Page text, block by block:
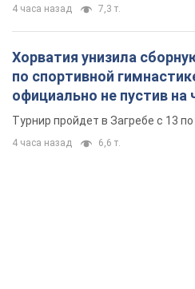
4 часа назад 7,3 т.
Хорватия унизила
по спортивной
официально не пустив на
Европы основных
Турнир пройдет в Загребе с 13 по
4 часа назад 6,6 т.